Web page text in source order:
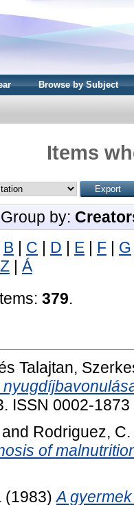
Browse by Subject
Items
Group by:
B | C | D | E | F | G
Z | Á
379.
Talajtan,
ISSN 0002-1873
and Rodriguez, C.
of
(1983)A